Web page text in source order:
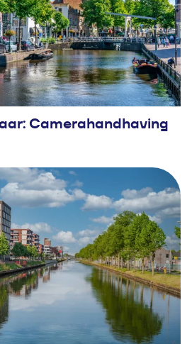
Camerahandhaving